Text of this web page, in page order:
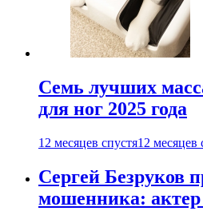
Семь лучших
для ног 2025 года
12 месяцев спустя12 месяцев
Сергей Безруков
мошенника: актер